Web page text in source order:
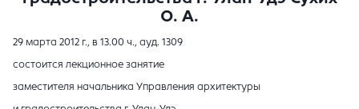
О. А.
29 марта 2012 г., в 13.00 ч., ауд. 1309
состоится лекционное занятие
заместителя начальника Управления архитектуры